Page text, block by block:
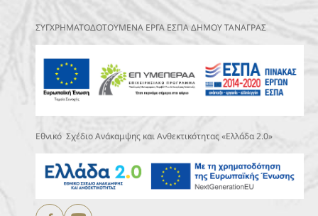
ΣΥΓΧΡΗΜΑΤΟΔΟΤΟΥΜΕΝΑ ΕΡΓΑ ΕΣΠΑ ΔΗΜΟΥ ΤΑΝΑΓΡΑΣ
Εθνικό Σχέδιο Ανάκαμψης και Ανθεκτικότητας «Ελλάδα 2.0»